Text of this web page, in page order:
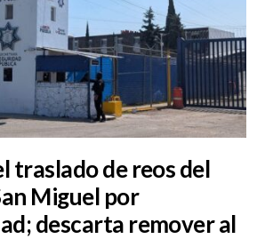
traslado de reos del
Miguel por
descarta remover al